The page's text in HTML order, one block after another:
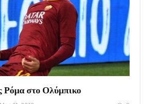
Ρόμα στο Ολύμπικο